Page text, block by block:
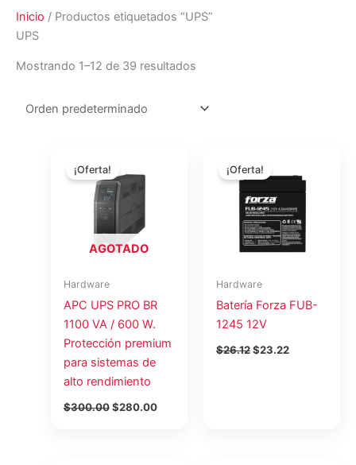
Inicio / Productos etiquetados “UPS”
UPS
Mostrando 1–12 de 39 resultados
AGOTADO
¡Oferta!
Hardware
APC UPS PRO BR
1100 VA / 600 W.
Protección premium
para sistemas de
alto rendimiento
$300.00
original
era:
$300.00.
$280.00
¡Oferta!
Hardware
Batería Forza FUB-
1245 12V
$26.12
precio
original
$26.12.
$23.22
actual
$23.22.